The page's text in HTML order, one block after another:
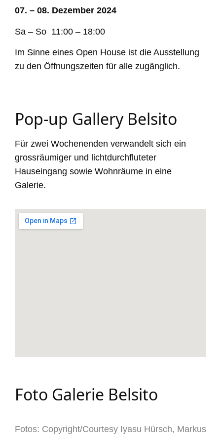
07. – 08. Dezember 2024
Sa – So 11:00 – 18:00
Im Sinne eines Open House ist die Ausstellung
zu den Öffnungszeiten für alle zugänglich.
Pop-up Gallery Belsito
Für zwei Wochenenden verwandelt sich ein
grossräumiger und lichtdurchfluteter
Hauseingang sowie Wohnräume in eine
Galerie.
Foto Galerie Belsito
Fotos: Copyright/Courtesy Iyasu Hürsch, Markus